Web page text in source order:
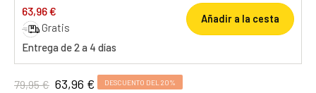
63,96 €
Gratis
Entrega de 2 a 4 días
Añadir a la cesta
79,95 € 63,96 € DESCUENTO DEL 20%